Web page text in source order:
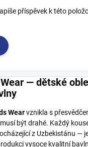
příspěvek k této
— dětské
Wearvznikla s
být drahé. Každý
z Uzbekistánu —
vysoce kvalitní